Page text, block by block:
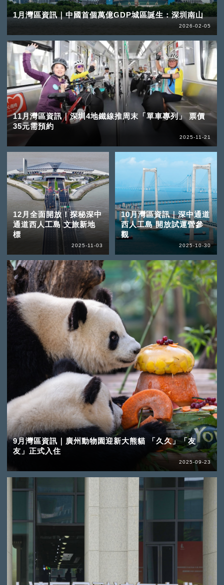
1月灣區資訊｜中國首個萬億GDP城區誕生：深圳南山
2026-02-05
11月灣區資訊｜深圳4地鐵線推周末「單車專列」 票價
35元需預約
2025-11-21
12月全面開放！探秘深中
通道西人工島 文旅新地
標
2025-11-03
10月灣區資訊｜深中通道
西人工島 開放試運營參
觀
2025-10-30
9月灣區資訊｜廣州動物園迎新大熊貓 「久久」「友
友」正式入住
2025-09-23